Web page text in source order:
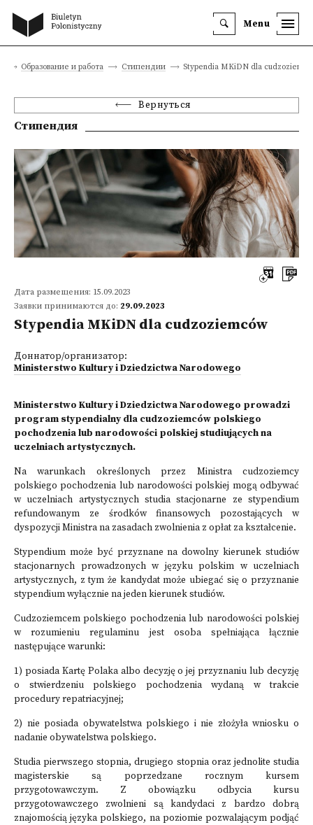
Menu
Образование и работа Стипендии Stypendia MKiDN dla
Вернуться
Стипендия
Дата размещения: 15.09.2023
Заявки принимаются до: 29.09.2023
Stypendia MKiDN dla cudzoziemców
Доннатор/организатор:
Ministerstwo Kultury i Dziedzictwa Narodowego
Ministerstwo Kultury i Dziedzictwa Narodowego prowadzi
program stypendialny dla cudzoziemców polskiego
pochodzenia lub narodowości polskiej studiujących na
uczelniach artystycznych.
Na warunkach określonych przez Ministra cudzoziemcy
polskiego pochodzenia lub narodowości polskiej mogą odbywać
w uczelniach artystycznych studia stacjonarne ze stypendium
refundowanym ze środków finansowych pozostających w
dyspozycji Ministra na zasadach zwolnienia z opłat za kształcenie.
Stypendium może być przyznane na dowolny kierunek studiów
stacjonarnych prowadzonych w języku polskim w uczelniach
artystycznych, z tym że kandydat może ubiegać się o przyznanie
stypendium wyłącznie na jeden kierunek studiów.
Cudzoziemcem polskiego pochodzenia lub narodowości polskiej
w rozumieniu regulaminu jest osoba spełniająca łącznie
następujące warunki:
1) posiada Kartę Polaka albo decyzję o jej przyznaniu lub decyzję
o stwierdzeniu polskiego pochodzenia wydaną w trakcie
procedury repatriacyjnej;
2) nie posiada obywatelstwa polskiego i nie złożyła wniosku o
nadanie obywatelstwa polskiego.
Studia pierwszego stopnia, drugiego stopnia oraz jednolite studia
magisterskie są poprzedzane rocznym kursem
przygotowawczym. Z obowiązku odbycia kursu
przygotowawczego zwolnieni są kandydaci z bardzo dobrą
znajomością języka polskiego, na poziomie pozwalającym podjąć